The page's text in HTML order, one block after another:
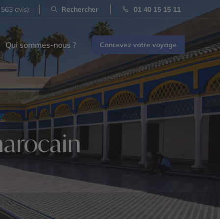
avis) Rechercher 01 40 15 15 11
Qui sommes-nous ? Concevez votre voyage